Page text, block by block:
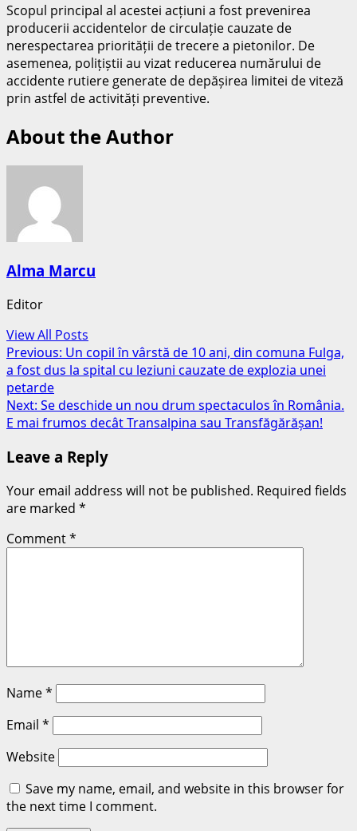
Scopul principal al acestei acțiuni a fost prevenirea
producerii accidentelor de circulație cauzate de
nerespectarea priorității de trecere a pietonilor. De
asemenea, polițiștii au vizat reducerea numărului de
accidente rutiere generate de depășirea limitei de viteză
prin astfel de activități preventive.
About the Author
Alma Marcu
Editor
View All Posts
Post
navigation
Previous: Un copil în vârstă de 10 ani, din comuna Fulga,
a fost dus la spital cu leziuni cauzate de explozia unei
petarde
Next: Se deschide un nou drum spectaculos în România.
E mai frumos decât Transalpina sau Transfăgărășan!
Leave a Reply
Your email address will not be published. Required fields
are marked *
Comment*
Name*
Email *
Website
Save my name, email, and website in this browser for
the next time I comment.